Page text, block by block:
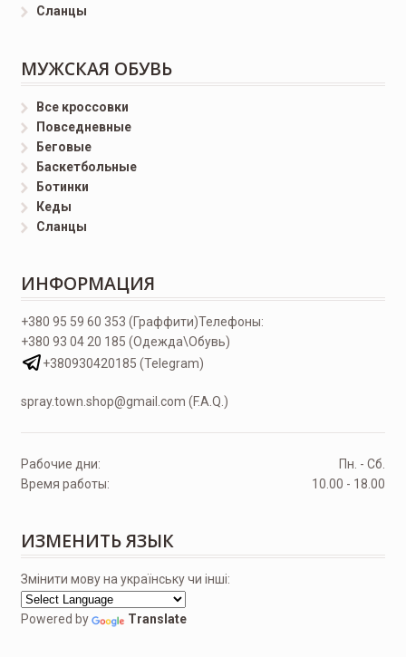
Сланцы
МУЖСКАЯ ОБУВЬ
Все кроссовки
Повседневные
Беговые
Баскетбольные
Ботинки
Кеды
Сланцы
ИНФОРМАЦИЯ
Телефоны:
+380 95 59 60 353 (Граффити)
+380 93 04 20 185 (Одежда\Обувь)
+380930420185 (Telegram)
spray.town.shop@gmail.com (F.A.Q.)
Рабочие дни:
Пн. - Сб.
Время работы:
10.00 - 18.00
ИЗМЕНИТЬ ЯЗЫК
Змінити мову на українську чи інші:
Powered by Translate